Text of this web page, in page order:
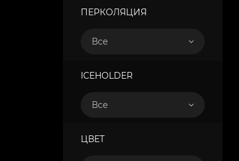
ПЕРКОЛЯЦИЯ
Все
ICEHOLDER
Все
ЦВЕТ